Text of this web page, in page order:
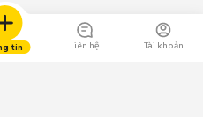
tin Liên hệ Tài khoản